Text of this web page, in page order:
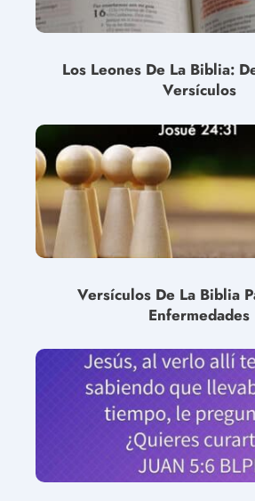
Los Leones De La Biblia:
Versículos
Versículos De La Biblia
Enfermedades